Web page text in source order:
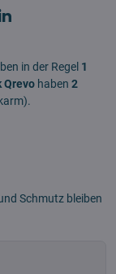
in der Regel 1
Qrevo haben 2
Schmutz bleiben